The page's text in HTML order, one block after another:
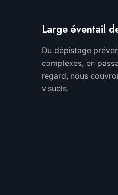
Large éventail
Du dépistage
complexes, en
regard, nous
visuels.